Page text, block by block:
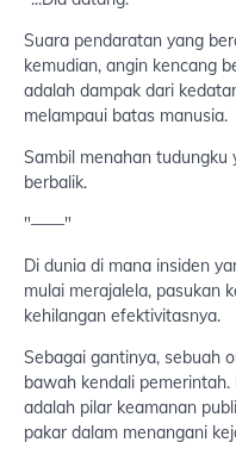
Suara pendaratan yang
kemudian, angin kencang
adalah dampak dari
melampaui batas manusia.
Sambil menahan
berbalik.
"——"
Di dunia di mana insiden
mulai merajalela, pasukan
kehilangan efektivitasnya.
Sebagai gantinya, sebuah
bawah kendali
adalah pilar keamanan
pakar dalam menangani